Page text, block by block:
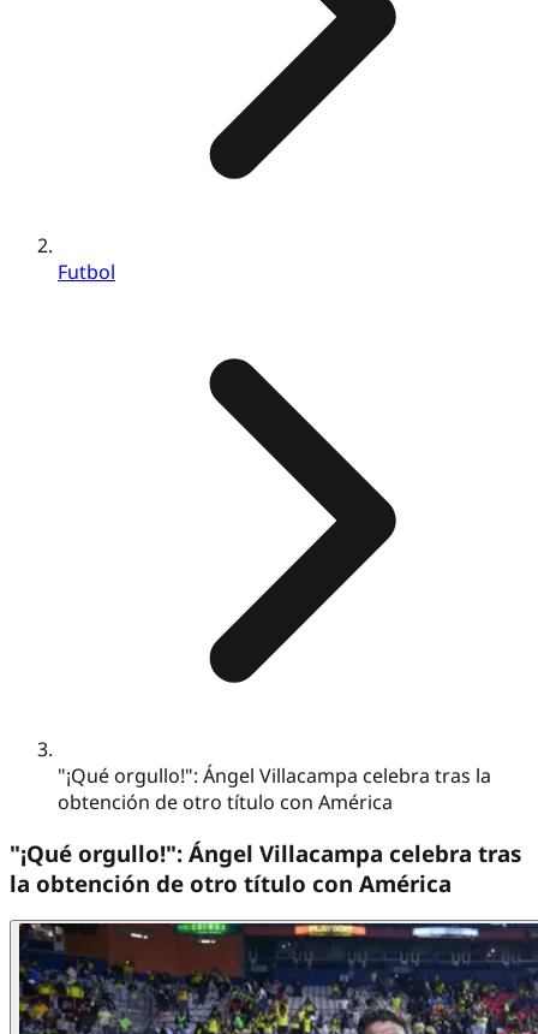
Futbol
"¡Qué orgullo!": Ángel Villacampa celebra tras la
obtención de otro título con América
"¡Qué orgullo!": Ángel Villacampa celebra tras
la obtención de otro título con América